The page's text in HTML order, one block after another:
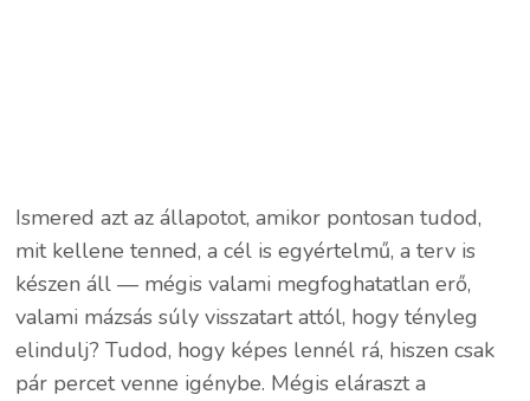
Ismered azt az állapotot, amikor pontosan tudod,
mit kellene tenned, a cél is egyértelmű, a terv is
készen áll — mégis valami megfoghatatlan erő,
valami mázsás súly visszatart attól, hogy tényleg
elindulj? Tudod, hogy képes lennél rá, hiszen csak
pár percet venne igénybe. Mégis eláraszt a